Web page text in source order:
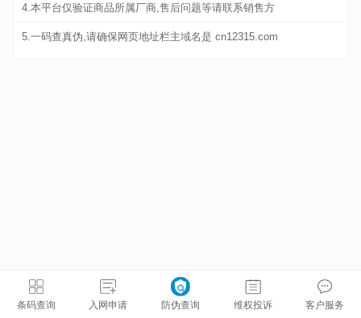
4.本平台仅验证商品所属厂商,售后问题等请联系销售方
5.一码查真伪,请确保网页地址栏主域名是 cn12315.com
条码查询 入网申请 防伪查询 维权投诉 客户服务